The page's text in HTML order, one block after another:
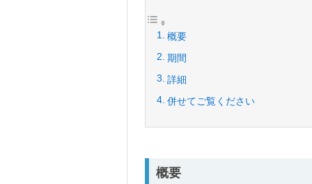
概要
期間
詳細
併せてご覧ください
概要